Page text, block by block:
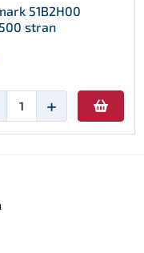
51B2H00
stran
+